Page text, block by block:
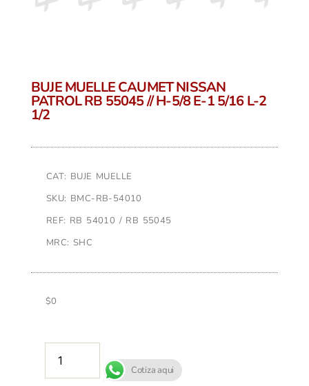
BUJE MUELLE CAUMET NISSAN
PATROL RB 55045 // H-5/8 E-1 5/16 L-2
1/2
CAT: BUJE MUELLE
SKU: BMC-RB-54010
REF: RB 54010 / RB 55045
MRC: SHC
$0
Cotiza aqui